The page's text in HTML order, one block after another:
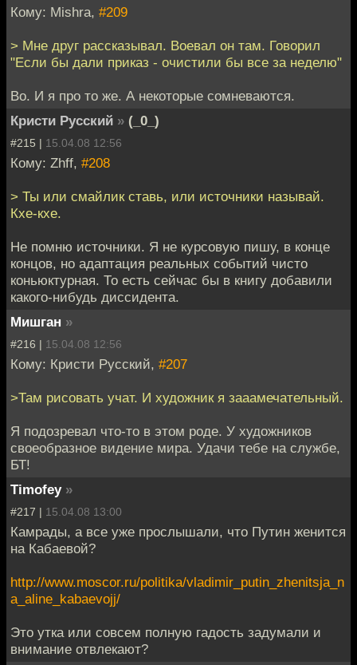
Кому: Mishra, #209
> Мне друг рассказывал. Воевал он там. Говорил
"Если бы дали приказ - очистили бы все за неделю"
Во. И я про то же. А некоторые сомневаются.
Кристи Русский » (_0_)
#215 | 15.04.08 12:56
Кому: Zhff, #208
> Ты или смайлик ставь, или источники называй.
Кхе-кхе.
Не помню источники. Я не курсовую пишу, в конце
концов, но адаптация реальных событий чисто
коньюктурная. То есть сейчас бы в книгу добавили
какого-нибудь диссидента.
Мишган »
#216 | 15.04.08 12:56
Кому: Кристи Русский, #207
>Там рисовать учат. И художник я зааамечательный.
Я подозревал что-то в этом роде. У художников
своеобразное видение мира. Удачи тебе на службе,
БТ!
Timofey »
#217 | 15.04.08 13:00
Камрады, а все уже прослышали, что Путин женится
на Кабаевой?
http://www.moscor.ru/politika/vladimir_putin_zhenitsja_n
a_aline_kabaevojj/
Это утка или совсем полную гадость задумали и
внимание отвлекают?